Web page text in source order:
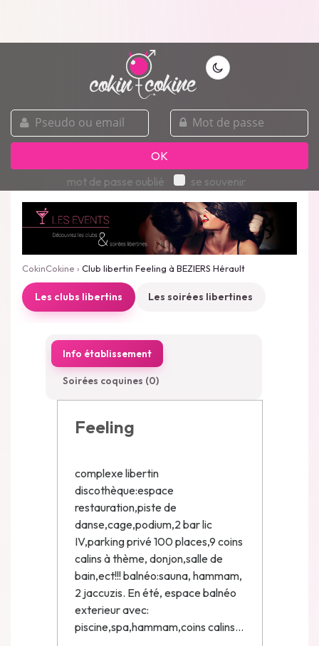
pseudo
ou
email
mot
de
passe
OK
mot de passe oublié
se souvenir
CokinCokine › Club libertin Feeling à BEZIERS Hérault
Les clubs libertins Les soirées libertines
Info établissement
Soirées coquines (0)
Feeling
complexe libertin
discothèque:espace
restauration,piste de
danse,cage,podium,2 bar lic
IV,parking privé 100 places,9 coins
calins à thème, donjon,salle de
bain,ect!!! balnéo:sauna, hammam,
2 jaccuzis. En été, espace balnéo
exterieur avec:
piscine,spa,hammam,coins calins...